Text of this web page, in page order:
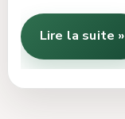
Lire la suite »